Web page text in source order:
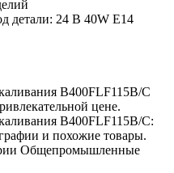
детали: 24 В 40W E14
B400FLF115B/C
цене.
B400FLF115B/C:
и похожие товары.
Общепромышленные